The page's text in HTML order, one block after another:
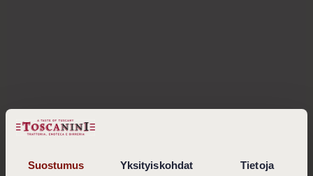
Suostumus Yksityiskohdat Tietoja